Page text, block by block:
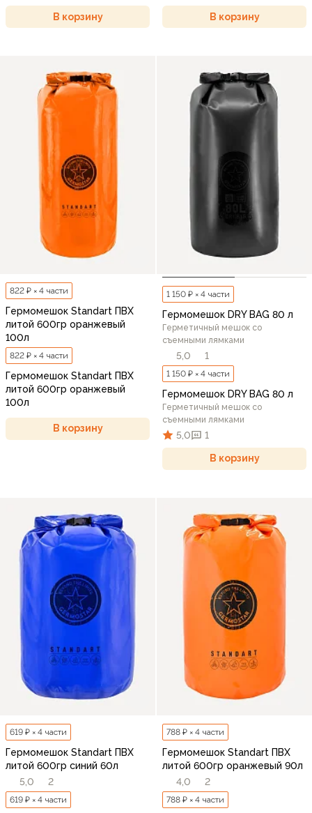
В корзину В корзину
822 ₽ × 4 части
Гермомешок Standart ПВХ
литой 600гр оранжевый
100л
822 ₽ × 4 части
Гермомешок Standart ПВХ
литой 600гр оранжевый
100л
В корзину
1 150 ₽ × 4 части
Гермомешок DRY BAG 80 л
Герметичный мешок со
съемными лямками
5,0 1
1 150 ₽ × 4 части
Гермомешок DRY BAG 80 л
Герметичный мешок со
съемными лямками
5,0 1
В корзину
619 ₽ × 4 части
Гермомешок Standart ПВХ
литой 600гр синий 60л
5,0
2
619 ₽ × 4 части
788 ₽ × 4 части
Гермомешок Standart ПВХ
литой 600гр оранжевый 90л
4,0
2
788 ₽ × 4 части